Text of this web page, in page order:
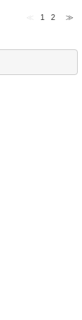
1 2 ≫